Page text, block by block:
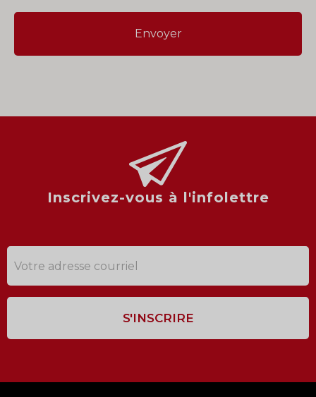
Inscrivez-vous à l'infolettre